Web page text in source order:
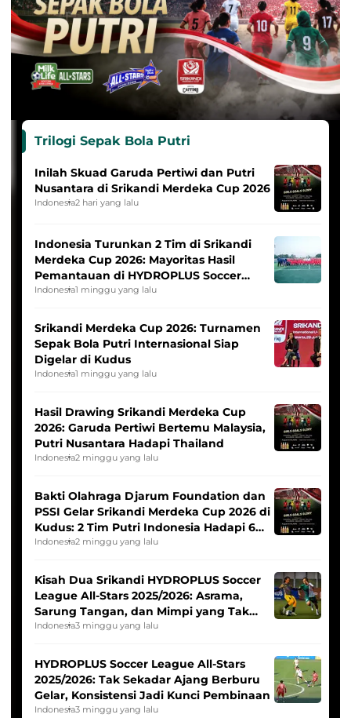
Trilogi Sepak Bola Putri
Inilah Skuad Garuda Pertiwi dan Putri
Nusantara di Srikandi Merdeka Cup 2026
Indonesia2 hari yang lalu
Indonesia Turunkan 2 Tim di Srikandi
Merdeka Cup 2026: Mayoritas Hasil
Pemantauan di HYDROPLUS Soccer
League
Indonesia1 minggu yang lalu
Srikandi Merdeka Cup 2026: Turnamen
Sepak Bola Putri Internasional Siap
Digelar di Kudus
Indonesia1 minggu yang lalu
Hasil Drawing Srikandi Merdeka Cup
2026: Garuda Pertiwi Bertemu Malaysia,
Putri Nusantara Hadapi Thailand
Indonesia2 minggu yang lalu
Bakti Olahraga Djarum Foundation dan
PSSI Gelar Srikandi Merdeka Cup 2026 di
Kudus: 2 Tim Putri Indonesia Hadapi 6
Tim Asia
Indonesia2 minggu yang lalu
Kisah Dua Srikandi HYDROPLUS Soccer
League All-Stars 2025/2026: Asrama,
Sarung Tangan, dan Mimpi yang Tak
Pernah Padam
Indonesia3 minggu yang lalu
HYDROPLUS Soccer League All-Stars
2025/2026: Tak Sekadar Ajang Berburu
Gelar, Konsistensi Jadi Kunci Pembinaan
Indonesia3 minggu yang lalu